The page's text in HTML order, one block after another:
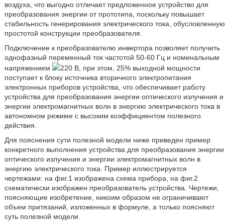
воздуха, что выгодно отличает предложенное устройство для
преобразования энергии от прототипа, поскольку повышает
стабильность генерирования электрического тока, обусловленную
простотой конструкции преобразователя.
Подключение к преобразователю инвертора позволяет получить
однофазный переменный ток частотой 50-60 Гц и номинальным
напряжением
220 В, при этом, 25% выходной мощности
поступает к блоку источника вторичного электропитания
электронных приборов устройства, что обеспечивает работу
устройства для преобразования энергии оптического излучения и
энергии электромагнитных волн в энергию электрического тока в
автономном режиме с высоким коэффициентом полезного
действия.
Для пояснения сути полезной модели ниже приведен пример
конкретного выполнения устройства для преобразования энергии
оптического излучения и энергии электромагнитных волн в
энергию электрического тока. Пример иллюстрируется
чертежами: на фиг.1 изображена схема прибора, на фиг.2
схематически изображен преобразователь устройства. Чертежи,
поясняющие изобретение, никоим образом не ограничивают
объем притязаний, изложенных в формуле, а только поясняют
суть полезной модели.